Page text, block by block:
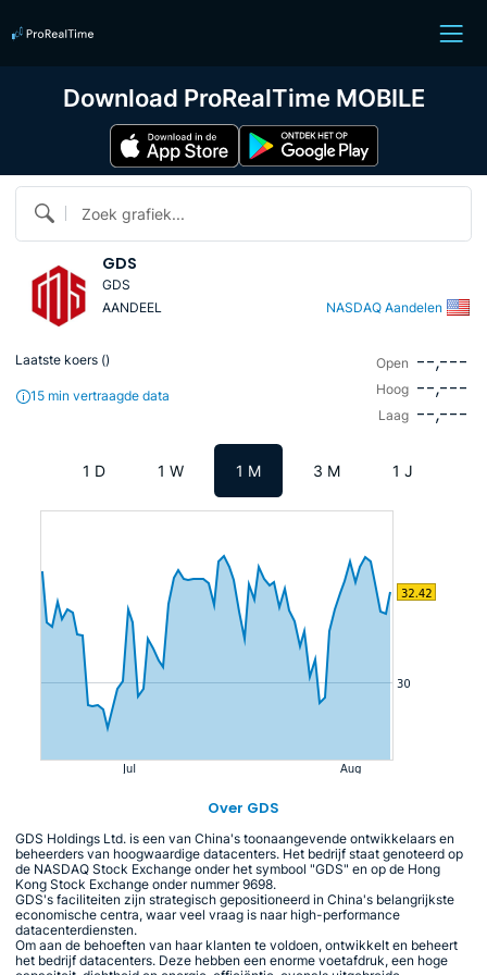
Zoek grafiek...
GDS
GDS
AANDEEL
NASDAQ Aandelen
Laatste koers ()
15 min vertraagde data
Open --,---
Hoog --,---
Laag --,---
1 D 1 W 1 M 3 M 1 J
Over GDS
GDS Holdings Ltd. is een van China's toonaangevende ontwikkelaars en
beheerders van hoogwaardige datacenters. Het bedrijf staat genoteerd op
de NASDAQ Stock Exchange onder het symbool "GDS" en op de Hong
Kong Stock Exchange onder nummer 9698.
GDS's faciliteiten zijn strategisch gepositioneerd in China's belangrijkste
economische centra, waar veel vraag is naar high-performance
datacenterdiensten.
Om aan de behoeften van haar klanten te voldoen, ontwikkelt en beheert
het bedrijf datacenters. Deze hebben een enorme voetafdruk, een hoge
Download ProRealTime MOBILE